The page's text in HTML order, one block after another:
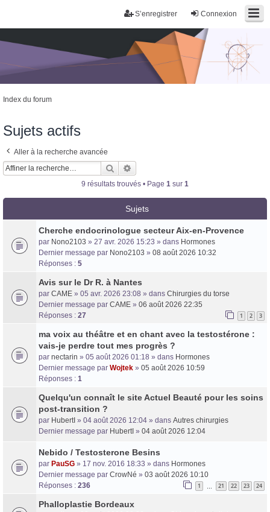
Connexion
S’enregistrer
Trans District
Forum d'information sur les transidentités masculines FtM/FtX/Ft*
Index du forum
Sujets actifs
Aller à la recherche avancée
Rechercher
9 résultats trouvés • Page 1 sur 1
Sujets
Cherche endocrinologue secteur Aix-en-Provence
par Nono2103 » 27 avr. 2026 15:23 » dans Hormones
Dernier message par Nono2103 » 08 août 2026 10:32
Réponses : 5
Avis sur le Dr R. à Nantes
par CAME » 05 avr. 2026 23:08 » dans Chirurgies du torse
Dernier message par CAME » 06 août 2026 22:35
Réponses : 27 1 2 3
ma voix au théâtre et en chant avec la testostérone :
vais-je perdre tout mes progrès ?
par nectarin » 05 août 2026 01:18 » dans Hormones
Dernier message par Wojtek » 05 août 2026 10:59
Réponses : 1
Quelqu'un connaît le site Actuel Beauté pour les soins
post-transition ?
par HubertI » 04 août 2026 12:04 » dans Autres chirurgies
Dernier message par HubertI » 04 août 2026 12:04
Nebido / Testosterone Besins
par PauSG » 17 nov. 2016 18:33 » dans Hormones
Dernier message par CrowNé » 03 août 2026 10:10
Réponses : 236 1 21 22 23 24
Phalloplastie Bordeaux